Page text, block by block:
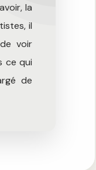
la
il
voir
ce qui
de